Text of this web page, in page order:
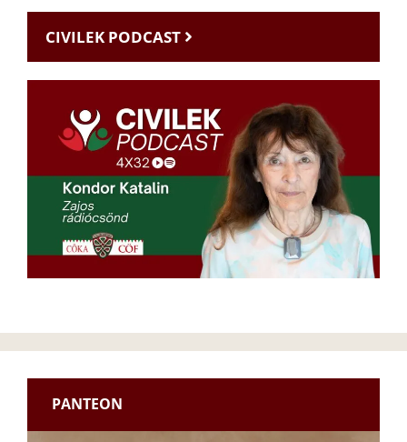
CIVILEK PODCAST
PANTEON